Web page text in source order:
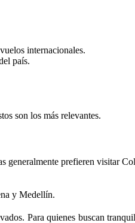
internacionales.
país.
son los más relevantes.
generalmente prefieren visitar
y Medellín.
Para quienes buscan